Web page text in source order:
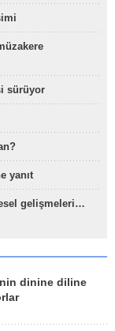
sürüyor
yanıt
gelişmeleri…
dinine diline